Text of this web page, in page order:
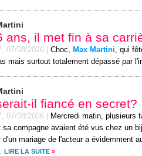
ans, il met fin à sa
07/08/2026 Choc, Max Martini, qui
mais surtout totalement dépassé par
il fiancé en secret?
07/08/2026 Mercredi matin, plusieurs
sa compagne avaient été vus chez un
d'un mariage de l'acteur a évidemment
LIRE LA SUITE »